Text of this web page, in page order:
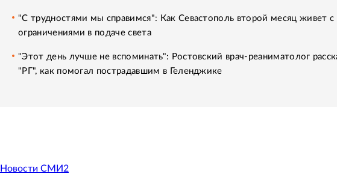
"С трудностями мы справимся": Как Севастополь второй месяц живет с
ограничениями в подаче света
"Этот день лучше не вспоминать": Ростовский врач-реаниматолог
"РГ", как помогал пострадавшим в Геленджике
Новости СМИ2